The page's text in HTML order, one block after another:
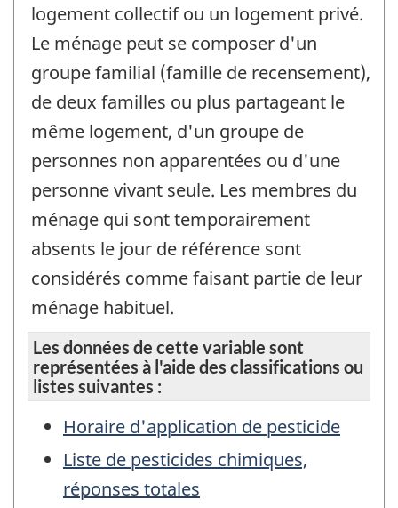
logement collectif ou un logement privé.
Le ménage peut se composer d'un
groupe familial (famille de recensement),
de deux familles ou plus partageant le
même logement, d'un groupe de
personnes non apparentées ou d'une
personne vivant seule. Les membres du
ménage qui sont temporairement
absents le jour de référence sont
considérés comme faisant partie de leur
ménage habituel.
Les données de cette variable sont
représentées à l'aide des classifications ou
listes suivantes :
Horaire d'application de pesticide
Liste de pesticides chimiques,
réponses totales